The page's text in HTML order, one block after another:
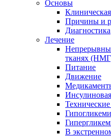
Основы
Причины и
Диагностика
Лечение
тканях
Питание
Движение
В